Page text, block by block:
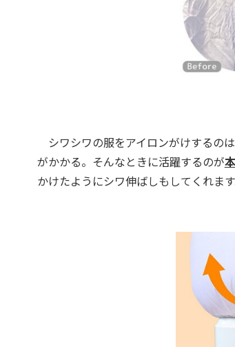
シワシワの服をアイロンがけするの
がかかる。そんなときに活躍するのが
かけたようにシワ伸ばしもしてくれます